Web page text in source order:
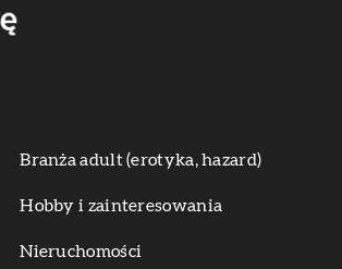
Branża adult (erotyka, hazard)
Hobby i zainteresowania
Nieruchomości